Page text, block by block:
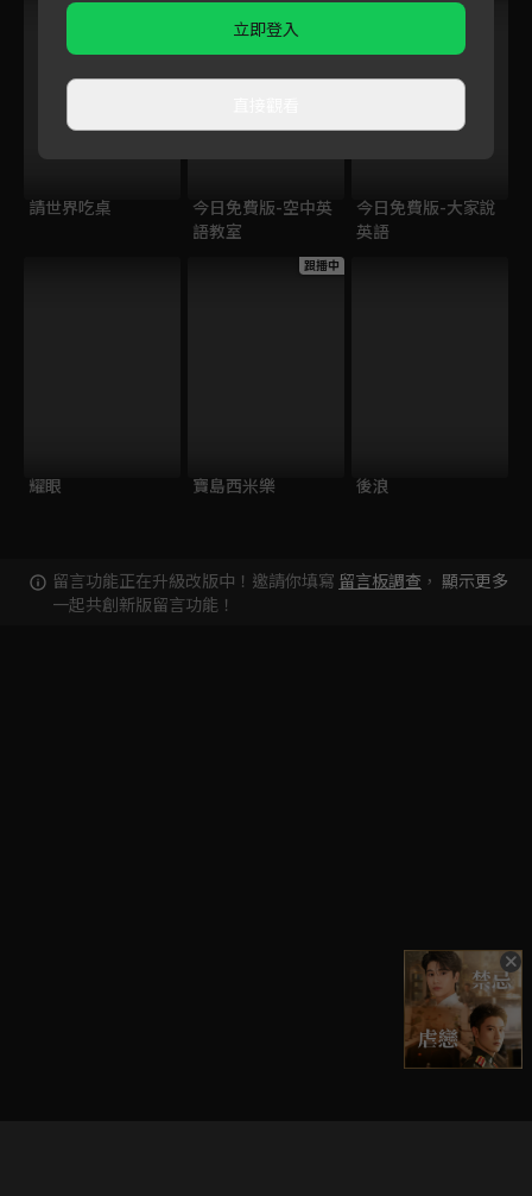
請世界吃桌
今日免費版-空中英
語教室
今日免費版-大家說
英語
耀眼
跟播中
寶島西米樂 後浪
留言功能正在升級改版中！邀請你填寫 留言板調查 ，
一起共創新版留言功能！
顯示更多
立即登入